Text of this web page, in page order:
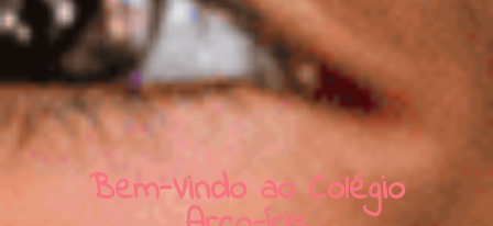
Bem-Vindo ao Colégio